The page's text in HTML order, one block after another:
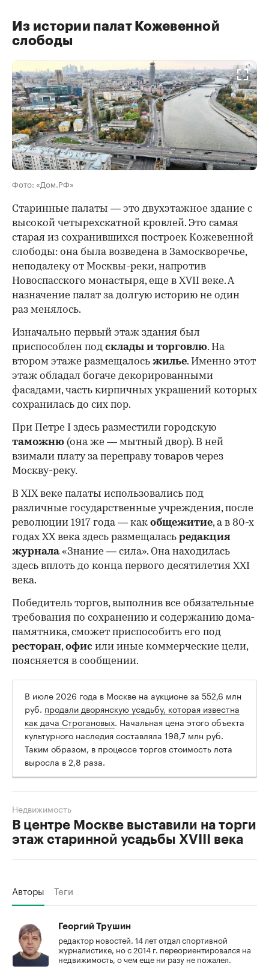
00:00 / 00:00
Из истории палат Кожевенной
слободы
Фото: «Дом.РФ»
Старинные палаты — это двухэтажное здание с
высокой четырехскатной кровлей. Это самая
старая из сохранившихся построек Кожевенной
слободы: она была возведена в Замоскворечье,
неподалеку от Москвы-реки, напротив
Новоспасского монастыря, еще в XVII веке. А
назначение палат за долгую историю не один
раз менялось.
Изначально первый этаж здания был
приспособлен под склады и торговлю. На
втором этаже размещалось жилье. Именно этот
этаж обладал богаче декорированными
фасадами, часть кирпичных украшений которых
сохранилась до сих пор.
При Петре I здесь разместили городскую
таможню (она же — мытный двор). В ней
взимали плату за переправу товаров через
Москву-реку.
В XIX веке палаты использовались под
различные государственные учреждения, после
революции 1917 года — как общежитие, а в 80-х
годах XX века здесь размещалась редакция
журнала«Знание — сила». Она находилась
здесь вплоть до конца первого десятилетия XXI
века.
Победитель торгов, выполнив все обязательные
требования по сохранению и содержанию дома-
памятника, сможет приспособить его под
ресторан,офис или иные коммерческие цели,
поясняется в сообщении.
В июле 2026 года в Москве на аукционе за 552,6 млн
руб. продали дворянскую усадьбу, которая известна
как дача Строгановых. Начальная цена этого объекта
культурного наследия составляла 198,7 млн руб.
Таким образом, в процессе торгов стоимость лота
выросла в 2,8 раза.
В центре Москве выставили на торги
этаж старинной усадьбы XVIII века
Недвижимость
Авторы Теги
Георгий Трушин
редактор новостей. 14 лет отдал спортивной
журналистике, но с 2014 г. переориентировался на
недвижимость, о чем еще ни разу не пожалел.